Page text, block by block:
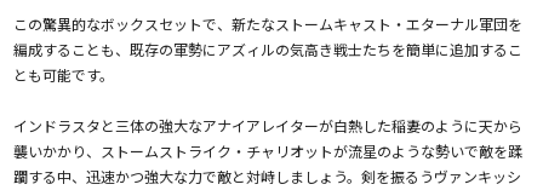
この驚異的なボックスセットで、新たなストームキャスト・エターナル軍団を
編成することも、既存の軍勢にアズィルの気高き戦士たちを簡単に追加するこ
とも可能です。
インドラスタと三体の強大なアナイアレイターが白熱した稲妻のように天から
襲いかかり、ストームストライク・チャリオットが流星のような勢いで敵を蹂
躙する中、迅速かつ強大な力で敵と対峙しましょう。剣を振るうヴァンキッシ